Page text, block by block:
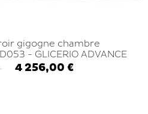
gigogne chambre
- GLICERIO ADVANCE
4 256,00 €